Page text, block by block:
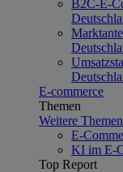
B2C-E-
E-commerce
Themen
Weitere Themen
E-
KI im E-
Top Report